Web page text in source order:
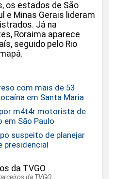
os estados de São
e Minas Gerais lideram
Já na
Roraima aparece
seguido pelo Rio
com mais de 53
em Santa Maria
m4t4r motorista de
em São Paulo
suspeito de planejar
presidencial
da TVGO